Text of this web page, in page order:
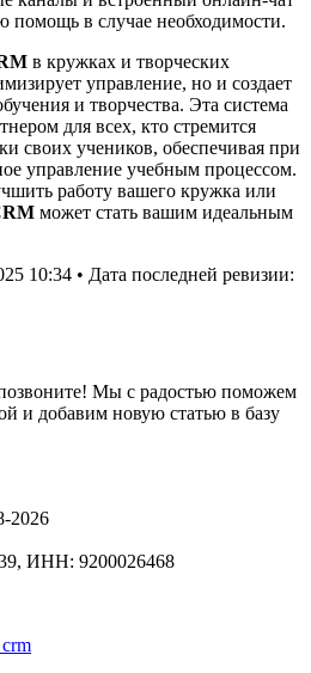
помощь в случае необходимости.
в кружках и творческих
управление, но и создает
и творчества. Эта система
для всех, кто стремится
своих учеников, обеспечивая при
управление учебным процессом.
работу вашего кружка или
может стать вашим идеальным
10:34 • Дата последней ревизии:
Мы с радостью поможем
и добавим новую статью в базу
-2026
ИНН: 9200026468